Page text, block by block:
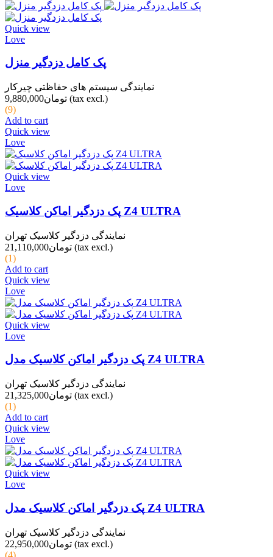
Quick view
Love
پک کامل دزدگیر منزل
نمایندگی سیستم های حفاظتی چیرکار
تومان9,880,000 (tax excl.)
(9)
Add to cart
Quick view
Love
Quick view
Love
پک دزدگیر اماکن کلاسیک Z4 ULTRA
نمایندگی دزدگیر کلاسیک تهران
تومان21,110,000 (tax excl.)
(1)
Add to cart
Quick view
Love
Quick view
Love
پک دزدگیر اماکن کلاسیک مدل Z4 ULTRA
نمایندگی دزدگیر کلاسیک تهران
تومان21,325,000 (tax excl.)
(1)
Add to cart
Quick view
Love
Quick view
Love
پک دزدگیر اماکن کلاسیک مدل Z4 ULTRA
نمایندگی دزدگیر کلاسیک تهران
تومان22,950,000 (tax excl.)
(4)